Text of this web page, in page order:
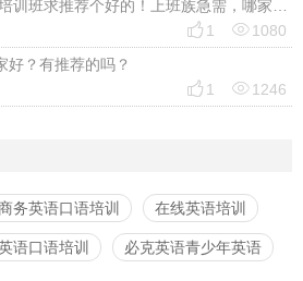
2026年在线商务英语口语培训班求推荐个好的！上班族急需，哪家好？
 1 1080
好？有推荐的吗？
 1 1246
务英语口语培训 在线英语培训
语口语培训 必克英语青少年英语